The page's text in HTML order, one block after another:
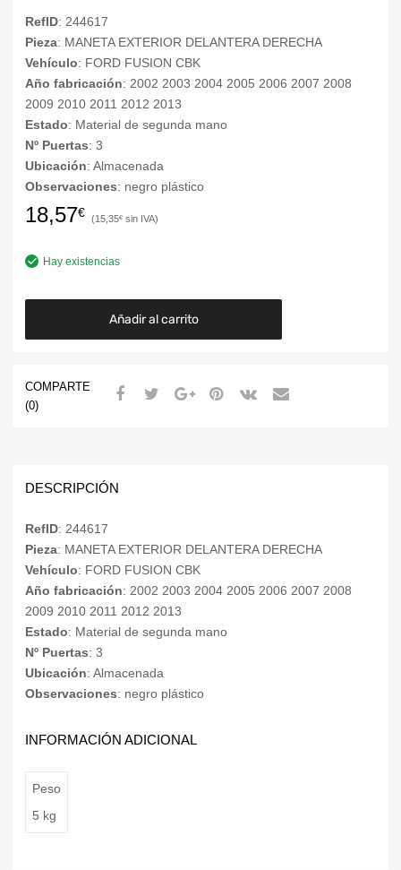
RefID: 244617
Pieza: MANETA EXTERIOR DELANTERA DERECHA
Vehículo: FORD FUSION CBK
Año fabricación: 2002 2003 2004 2005 2006 2007 2008
2009 2010 2011 2012 2013
Estado: Material de segunda mano
Nº Puertas: 3
Ubicación: Almacenada
Observaciones: negro plástico
18,57€ 15,35€
Hay existencias
Añadir al carrito
COMPARTE
(0)
DESCRIPCIÓN
RefID: 244617
Pieza: MANETA EXTERIOR DELANTERA DERECHA
Vehículo: FORD FUSION CBK
Año fabricación: 2002 2003 2004 2005 2006 2007 2008
2009 2010 2011 2012 2013
Estado: Material de segunda mano
Nº Puertas: 3
Ubicación: Almacenada
Observaciones: negro plástico
INFORMACIÓN ADICIONAL
Peso
5 kg